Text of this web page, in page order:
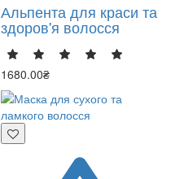
Альпента для краси та
здоров'я волосся
1680.00₴